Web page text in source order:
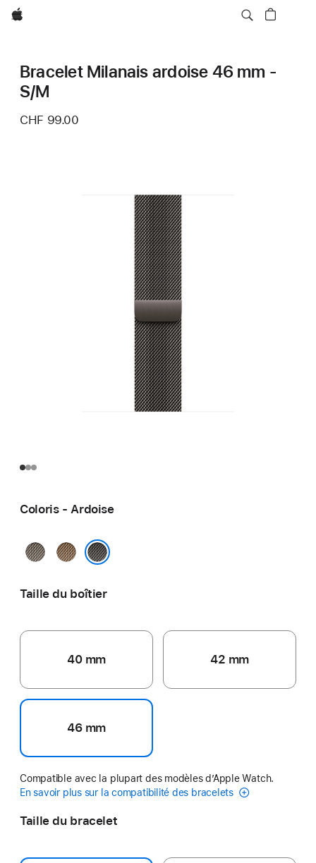
Apple
Bracelet Milanais ardoise 46 mm -
S/M
CHF 99.00
Coloris - Ardoise
Naturel
Or
Taille du boîtier
40 mm 42 mm
46 mm
Compatible avec la plupart des modèles d’Apple Watch.
En savoir plus sur la compatibilité des bracelets
Taille du bracelet